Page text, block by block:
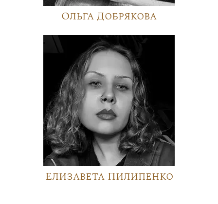
Ольга Добрякова
Елизавета Пилипенко